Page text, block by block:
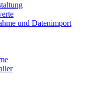
und Datenimport